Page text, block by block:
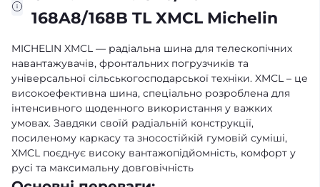
168A8/168B TL XMCL Michelin
MICHELIN XMCL — радіальна шина для телескопічних
навантажувачів, фронтальних погрузчиків та
універсальної сільськогосподарської техніки. XMCL – це
високоефективна шина, спеціально розроблена для
інтенсивного щоденного використання у важких
умовах. Завдяки своїй радіальній конструкції,
посиленому каркасу та зносостійкій гумовій суміші,
XMCL поєднує високу вантажопідйомність, комфорт у
русі та максимальну довговічність